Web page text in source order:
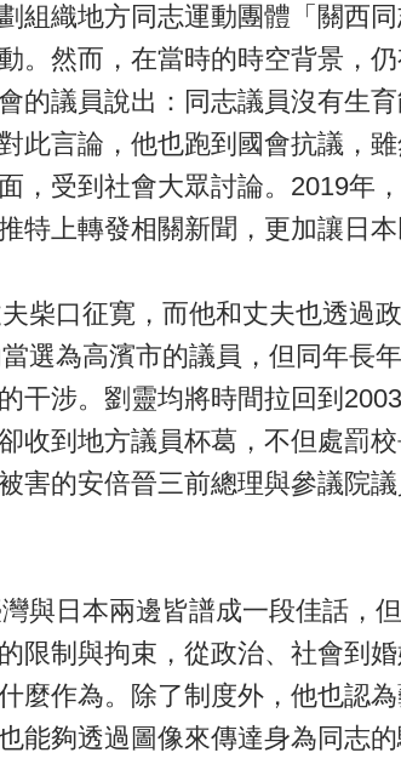
組織地方同志運動團體「關西
。然而，在當時的時空背景，
的議員說出：同志議員沒有生
此言論，他也跑到國會抗議，
，受到社會大眾討論。2019年
特上轉發相關新聞，更加讓日
柴口征寛，而他和丈夫也透過
選為高濱市的議員，但同年長
干涉。劉靈均將時間拉回到
收到地方議員杯葛，不但處罰
害的安倍晉三前總理與參議院
與日本兩邊皆譜成一段佳話，
限制與拘束，從政治、社會到
麼作為。除了制度外，他也認
能夠透過圖像來傳達身為同志